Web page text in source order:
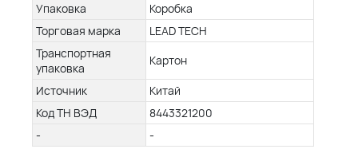
Упаковка
Коробка
Торговая марка
LEAD TECH
Транспортная
упаковка
Картон
Источник
Китай
Код ТН ВЭД
8443321200
-
-